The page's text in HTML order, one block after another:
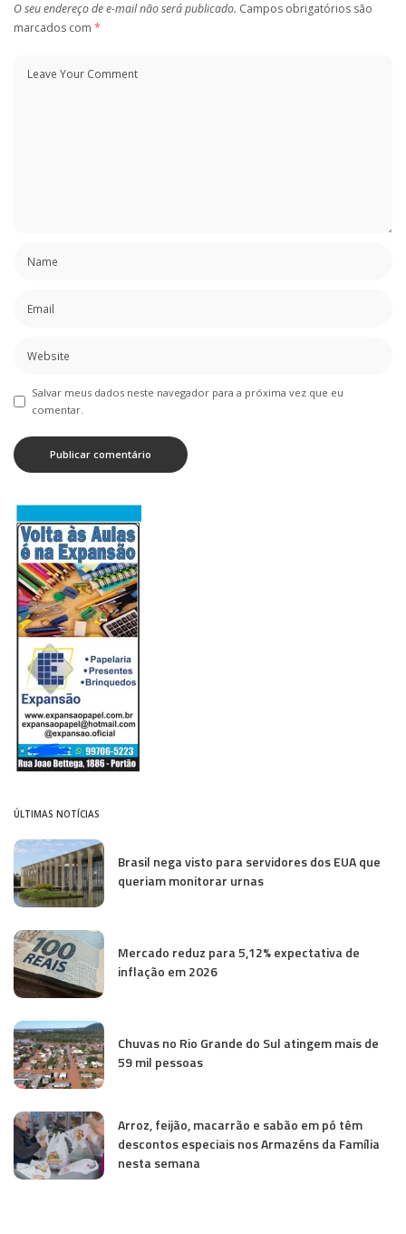
O seu endereço de e-mail não será publicado. Campos obrigatórios são
marcados com *
Salvar meus dados neste navegador para a próxima vez que eu
comentar.
ÚLTIMAS NOTÍCIAS
Brasil nega visto para servidores dos EUA que
queriam monitorar urnas
Mercado reduz para 5,12% expectativa de
inflação em 2026
Chuvas no Rio Grande do Sul atingem mais de
59 mil pessoas
Arroz, feijão, macarrão e sabão em pó têm
descontos especiais nos Armazéns da Família
nesta semana